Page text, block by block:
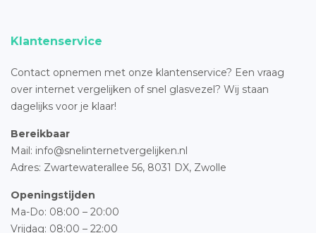
Klantenservice
Contact opnemen met onze klantenservice? Een vraag
over internet vergelijken of snel glasvezel? Wij staan
dagelijks voor je klaar!
Bereikbaar
Mail: info@snelinternetvergelijken.nl
Adres: Zwartewaterallee 56, 8031 DX, Zwolle
Openingstijden
Ma-Do: 08:00 – 20:00
Vrijdag: 08:00 – 22:00